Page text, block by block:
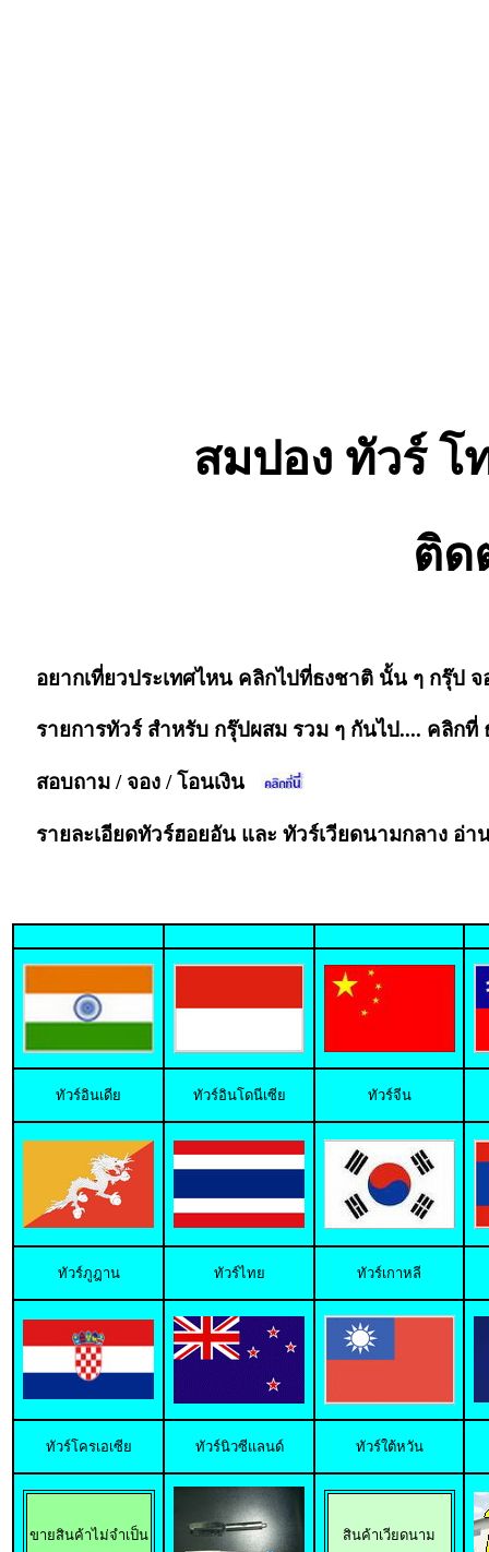
สมปอง ทัวร์ โ
ติด
อยากเที่ยวประเทศไหน คลิกไปที่ธงชาติ นั้น ๆ กรุ๊ป
รายการทัวร์ สำหรับ กรุ๊ปผสม รวม ๆ กันไป.... คลิกที่
สอบถาม / จอง / โอนเงิน
รายละเอียดทัวร์ฮอยอัน และ ทัวร์เวียดนามกลาง อ่า
ทัวร์อินเดีย ทัวร์อินโดนีเซีย ทัวร์จีน
ทัวร์ภูฎาน ทัวร์ไทย ทัวร์เกาหลี
ทัวร์โครเอเซีย ทัวร์นิวซีแลนด์ ทัวร์ใต้หวัน
ขายสินค้าไม่จำเป็น สินค้าเวียดนาม